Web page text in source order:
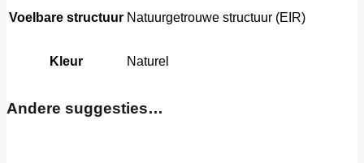
Voelbare structuur Natuurgetrouwe structuur (EIR)
Kleur Naturel
Andere suggesties…